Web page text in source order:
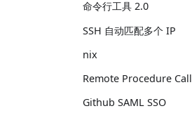
命令行工具 2.0
SSH 自动匹配多个 IP
nix
Remote Procedure Call
Github SAML SSO